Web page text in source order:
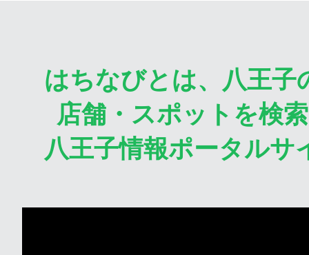
はちなびとは、八王子
店舗・スポットを検
八王子情報ポータルサ